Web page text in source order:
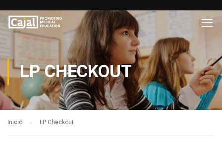
LP CHECKOUT
Inicio LP Checkout